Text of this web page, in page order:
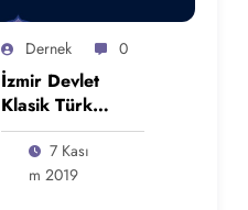
Dernek 0
İzmir Devlet
Klasik Türk
Müziği Konseri –
Gökçe Eriş
7 Kası
M 2019